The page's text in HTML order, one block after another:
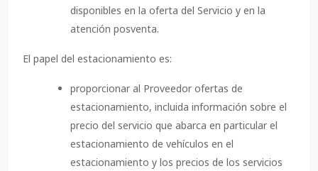
disponibles en la oferta del Servicio y en la
atención posventa.
El papel del estacionamiento es:
proporcionar al Proveedor ofertas de
estacionamiento, incluida información sobre el
precio del servicio que abarca en particular el
estacionamiento de vehículos en el
estacionamiento y los precios de los servicios